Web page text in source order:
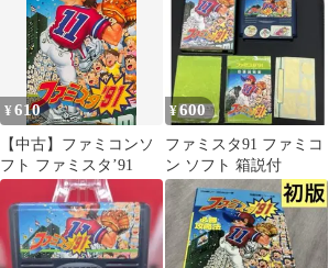
¥610
【中古】ファミコンソ
フト ファミスタ’91
¥600
ファミスタ91 ファミコ
ン ソフト 箱説付